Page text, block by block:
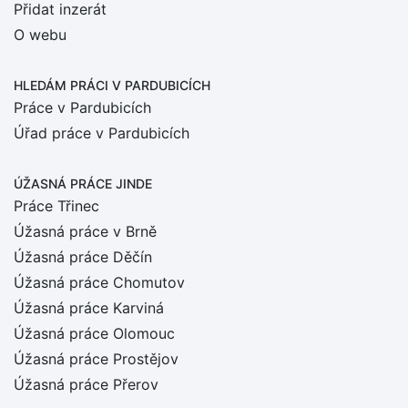
Přidat inzerát
O webu
HLEDÁM PRÁCI V PARDUBICÍCH
Práce v Pardubicích
Úřad práce v Pardubicích
ÚŽASNÁ PRÁCE JINDE
Práce Třinec
Úžasná práce v Brně
Úžasná práce Děčín
Úžasná práce Chomutov
Úžasná práce Karviná
Úžasná práce Olomouc
Úžasná práce Prostějov
Úžasná práce Přerov